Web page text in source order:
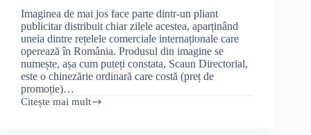
Imaginea de mai jos face parte dintr-un pliant
publicitar distribuit chiar zilele acestea, aparținând
uneia dintre rețelele comerciale internaționale care
operează în România. Produsul din imagine se
numește, așa cum puteți constata, Scaun Directorial,
este o chinezărie ordinară care costă (preț de
promoție)…
Citește mai mult
Scaun